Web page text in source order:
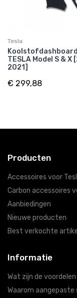
Tesla
TESLA Model S & X
2021]
€ 299,88
Producten
Accessoires voor
Carbon accessoires
Aanbiedingen
Nieuwe producten
Best verkochte
Informatie
Wat zijn de
Waarom